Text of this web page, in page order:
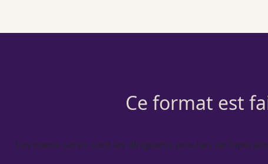
Ce format est
Les mieux servis sont les dirigeants proches de l’